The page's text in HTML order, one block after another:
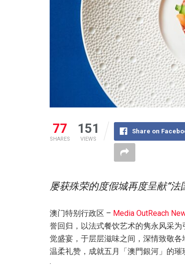
77
SHARES
151
VIEWS
Share on
屡获殊荣的度假城再度呈献“
澳门特别行政区 – Media OutReach
誉回归，以法式餐饮艺术的隽永风采
觉盛宴，于层层滋味之间，深情致敬
温柔礼赞，成就五月「澳門銀河」的璀
·